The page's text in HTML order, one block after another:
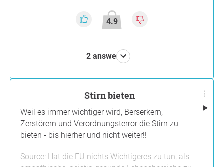
4.9
2 answers
Stirn bieten
Weil es immer wichtiger wird, Berserkern,
Zerstörern und Verordnungsterror die Stirn zu
bieten - bis hierher und nicht weiter!!
Source: Hat die EU nichts Wichtigeres zu tun, als